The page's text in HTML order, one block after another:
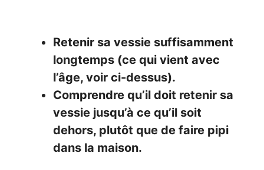
Retenir sa vessie suffisamment
longtemps (ce qui vient avec
l’âge, voir ci-dessus).
Comprendre qu’il doit retenir sa
vessie jusqu’à ce qu’il soit
dehors, plutôt que de faire pipi
dans la maison.